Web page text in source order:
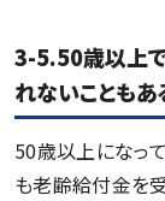
3-5.50歳以上
れないこともあ
50歳以上になっ
も老齢給付金を